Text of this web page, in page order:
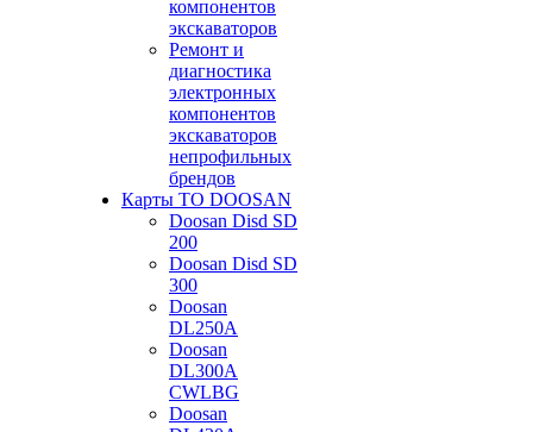
компонентов
экскаваторов
Ремонт и
диагностика
электронных
компонентов
экскаваторов
непрофильных
брендов
Карты ТО DOOSAN
Doosan Disd SD
200
Doosan Disd SD
300
Doosan
DL250A
Doosan
DL300A
CWLBG
Doosan